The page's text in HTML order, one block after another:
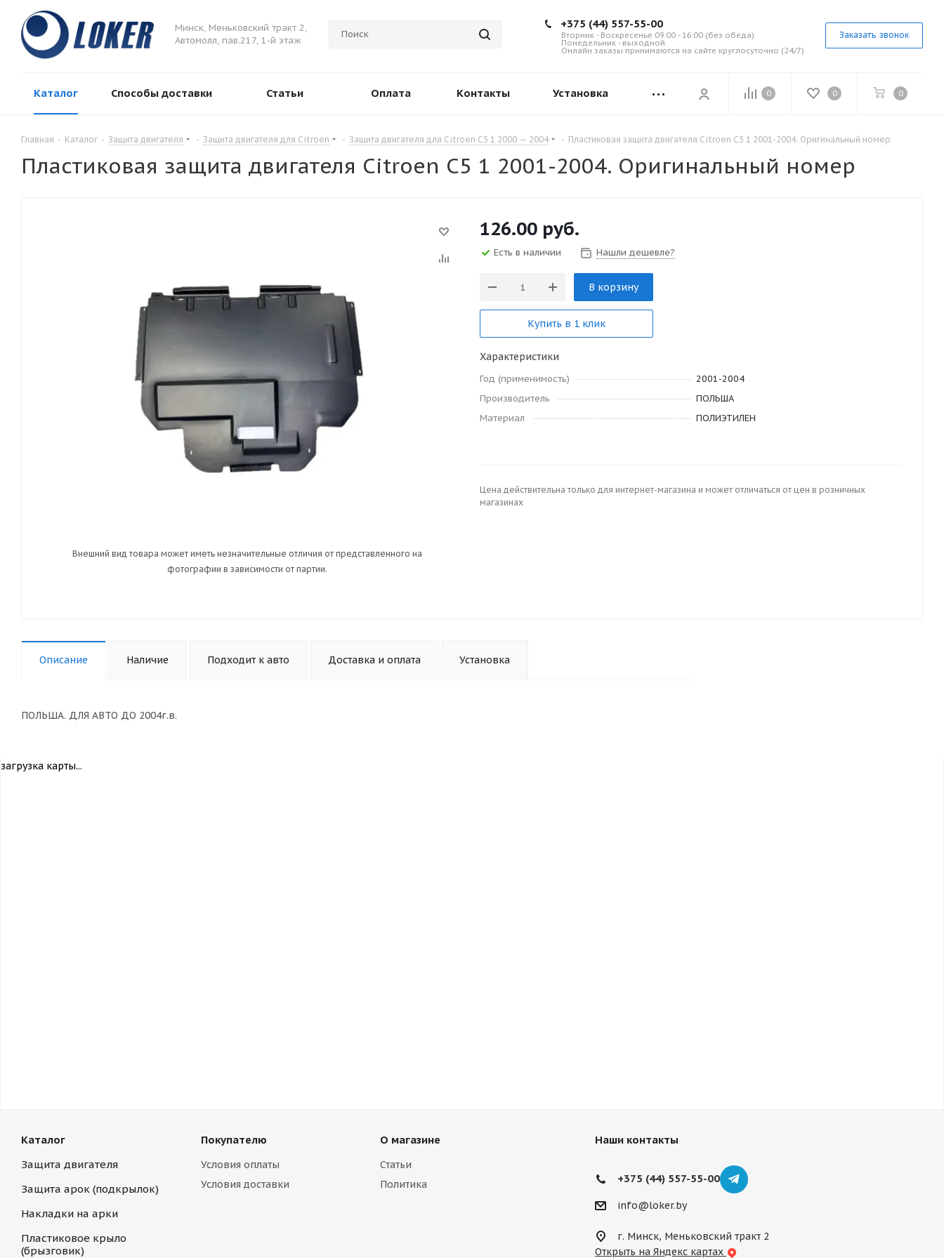
Минск, Меньковский тракт 2,
Автомолл, пав.217, 1-й этаж
+375 (44) 557-55-00
Вторник - Воскресенье 09:00 - 16:00 (без обеда)
Понедельник - выходной.
Онлайн заказы принимаются на сайте круглосуточно (24/7)
Заказать звонок
0 0 0
Каталог Способы доставки Статьи Оплата Контакты Установка
Главная - Каталог - Защита двигателя - Защита двигателя для Citroen - Защита двигателя для Citroen C5 1 2000 — 2004 - Пластиковая защита двигателя Citroen C5 1 2001-2004. Оригинальный номер
Пластиковая защита двигателя Citroen C5 1 2001-2004. Оригинальный номер
Внешний вид товара может иметь незначительные отличия от представленного на
фотографии в зависимости от партии.
126.00 руб.
Есть в наличии Нашли дешевле?
В корзину
Купить в 1 клик
Характеристики
Год (применимость)
2001-2004
Производитель
ПОЛЬША
Материал
ПОЛИЭТИЛЕН
Цена действительна только для интернет-магазина и может отличаться от цен в розничных
магазинах
Описание Наличие Подходит к авто Доставка и оплата Установка
ПОЛЬША. ДЛЯ АВТО ДО 2004г.в.
загрузка карты...
Каталог
Защита двигателя
Защита арок (подкрылок)
Накладки на арки
Пластиковое крыло
(брызговик)
Покупателю
Условия оплаты
Условия доставки
О магазине
Статьи
Политика
Наши контакты
+375 (44) 557-55-00
info@loker.by
г. Минск, Меньковский тракт 2
Открыть на Яндекс картах